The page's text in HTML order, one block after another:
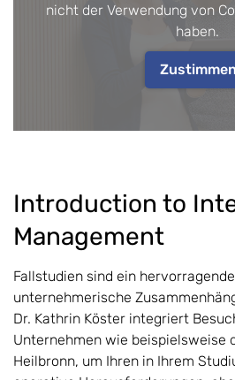
nicht der Verwendung von
haben.
Zustimmen
Introduction to
Management
Fallstudien sind ein
unternehmerische
Dr. Kathrin Köster integriert
Unternehmen wie beispielsweise
Heilbronn, um Ihren in Ihrem